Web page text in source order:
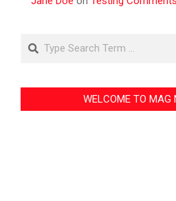
Search
WELCOME TO MAG